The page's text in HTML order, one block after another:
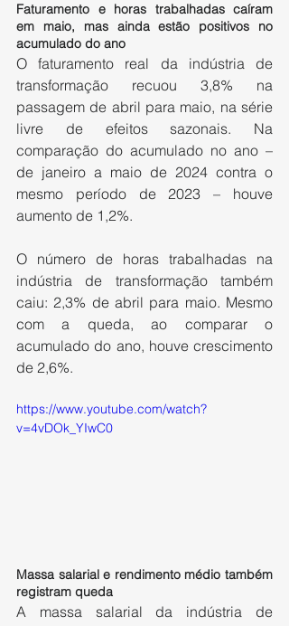
Faturamento e horas trabalhadas caíram
em maio, mas ainda estão positivos no
acumulado do ano
O faturamento real da indústria de
transformação recuou 3,8% na
passagem de abril para maio, na série
livre de efeitos sazonais. Na
comparação do acumulado no ano –
de janeiro a maio de 2024 contra o
mesmo período de 2023 – houve
aumento de 1,2%.
O número de horas trabalhadas na
indústria de transformação também
caiu: 2,3% de abril para maio. Mesmo
com a queda, ao comparar o
acumulado do ano, houve crescimento
de 2,6%.
https://www.youtube.com/watch?
v=4vDOk_YIwC0
Massa salarial e rendimento médio também
registram queda
A massa salarial da indústria de